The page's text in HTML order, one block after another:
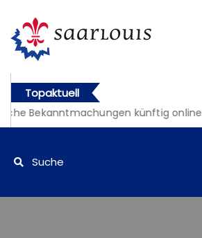
Topaktuell
Bekanntmachungen künftig online